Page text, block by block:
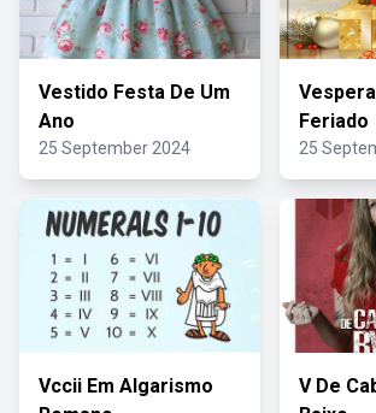
Vestido Festa De Um
Ano
25 September 2024
Feriado
25
Vccii Em Algarismo
V De